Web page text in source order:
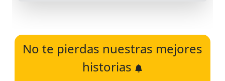
No te pierdas nuestras mejores
historias